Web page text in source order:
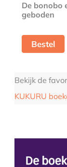
De bonobo
geboden
Bestel
Bekijk de
KUKURU